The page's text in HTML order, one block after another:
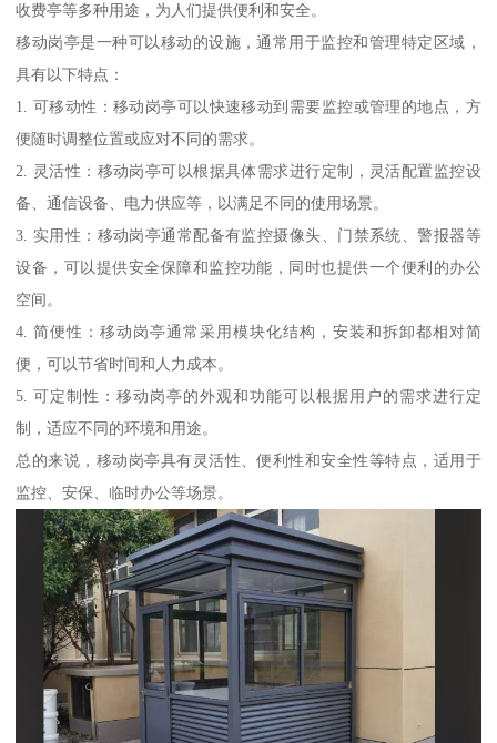
收费亭等多种用途，为人们提供便利和安全。
移动岗亭是一种可以移动的设施，通常用于监控和管理特定区域，
具有以下特点：
1. 可移动性：移动岗亭可以快速移动到需要监控或管理的地点，方
便随时调整位置或应对不同的需求。
2. 灵活性：移动岗亭可以根据具体需求进行定制，灵活配置监控设
备、通信设备、电力供应等，以满足不同的使用场景。
3. 实用性：移动岗亭通常配备有监控摄像头、门禁系统、警报器等
设备，可以提供安全保障和监控功能，同时也提供一个便利的办公
空间。
4. 简便性：移动岗亭通常采用模块化结构，安装和拆卸都相对简
便，可以节省时间和人力成本。
5. 可定制性：移动岗亭的外观和功能可以根据用户的需求进行定
制，适应不同的环境和用途。
总的来说，移动岗亭具有灵活性、便利性和安全性等特点，适用于
监控、安保、临时办公等场景。